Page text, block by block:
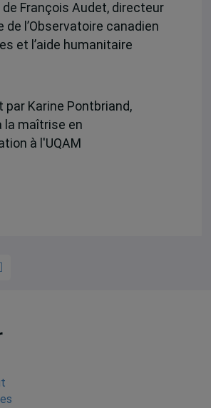
de François Audet, directeur
de l’Observatoire canadien
et l’aide humanitaire
Karine Pontbriand,
la maîtrise en
à l'UQAM